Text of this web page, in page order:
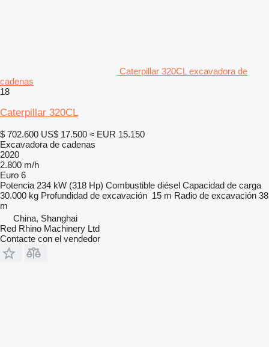
Caterpillar 320CL excavadora de
cadenas
18
Caterpillar 320CL
$ 702.600 US$ 17.500 ≈ EUR 15.150
Excavadora de cadenas
2020
2.800 m/h
Euro 6
Potencia 234 kW (318 Hp) Combustible diésel Capacidad de carga
30.000 kg Profundidad de excavación 15 m Radio de excavación 38
m
China, Shanghai
Red Rhino Machinery Ltd
Contacte con el vendedor